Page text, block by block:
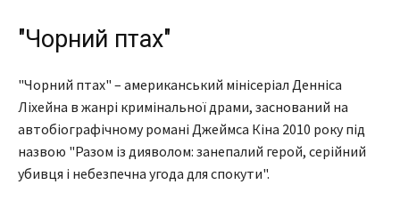
"Чорний птах"
"Чорний птах" – американський мінісеріал Денніса
Ліхейна в жанрі кримінальної драми, заснований на
автобіографічному романі Джеймса Кіна 2010 року під
назвою "Разом із дияволом: занепалий герой, серійний
убивця і небезпечна угода для спокути".